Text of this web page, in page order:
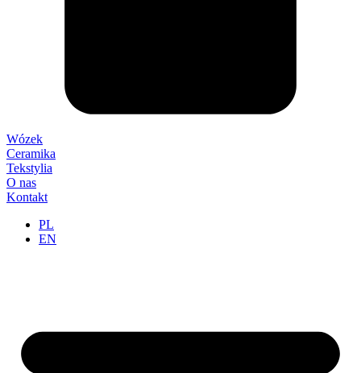
Wózek
Ceramika
Tekstylia
O nas
Kontakt
PL
EN